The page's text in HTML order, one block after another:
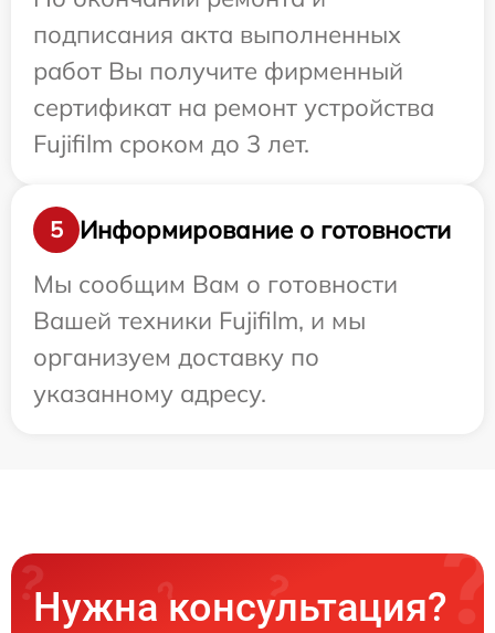
подписания акта выполненных
работ Вы получите фирменный
сертификат на ремонт устройства
Fujifilm сроком до 3 лет.
5
Информирование о готовности
Мы сообщим Вам о готовности
Вашей техники Fujifilm, и мы
организуем доставку по
указанному адресу.
Нужна консультация?